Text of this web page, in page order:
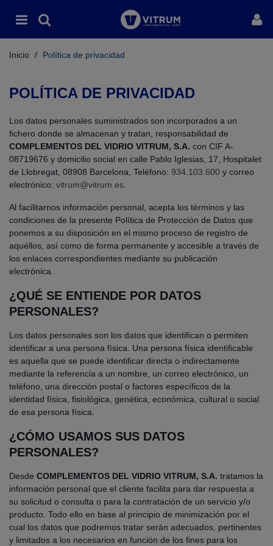
Inicio / Política de privacidad
POLÍTICA DE PRIVACIDAD
Los datos personales suministrados son incorporados a un
fichero donde se almacenan y tratan, responsabilidad de
COMPLEMENTOS DEL VIDRIO VITRUM, S.A. con CIF A-
08719676 y domicilio social en calle Pablo Iglesias, 17, Hospitalet
de Llobregat, 08908 Barcelona, Teléfono: 934.103.600 y correo
electrónico: vitrum@vitrum.es
Al facilitarnos información personal, acepta los términos y las
condiciones de la presente Política de Protección de Datos que
ponemos a su disposición en el mismo proceso de registro de
aquéllos, así como de forma permanente y accesible a través de
los enlaces correspondientes mediante su publicación
electrónica.
¿QUÉ SE ENTIENDE POR DATOS
PERSONALES?
Los datos personales son los datos que identifican o permiten
identificar a una persona física. Una persona física identificable
es aquella que se puede identificar directa o indirectamente
mediante la referencia a un nombre, un correo electrónico, un
teléfono, una dirección postal o factores específicos de la
identidad física, fisiológica, genética, económica, cultural o social
de esa persona física.
¿CÓMO USAMOS SUS DATOS
PERSONALES?
Desde COMPLEMENTOS DEL VIDRIO VITRUM, S.A. tratamos la
información personal que el cliente facilita para dar respuesta a
su solicitud o consulta o para la contratación de un servicio y/o
producto. Todo ello en base al principio de minimización por el
cual los datos que podremos tratar serán adecuados, pertinentes
y limitados a los necesarios en función de los fines para los